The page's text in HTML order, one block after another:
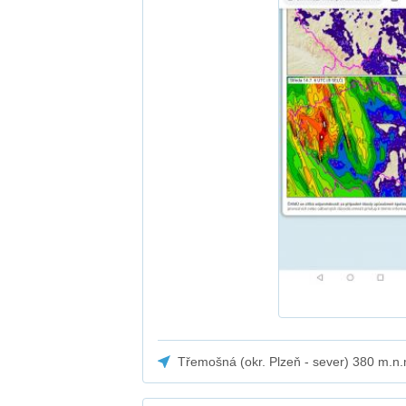
Třemošná (okr. Plzeň - sever) 380